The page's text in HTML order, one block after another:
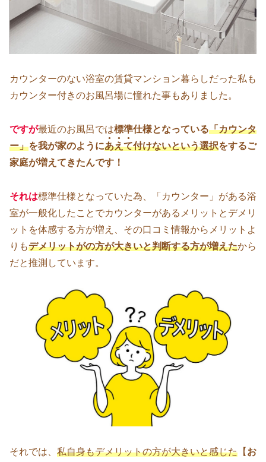
カウンターのない浴室の賃貸マンション暮らしだった私も
カウンター付きのお風呂場に憧れた事もありました。
ですが最近のお風呂では標準仕様となっている「カウンタ
ー」を我が家のようにあえて
●●●
付けないという選択をするご
家庭が増えてきたんです！
それは標準仕様となっていた為、「カウンター」がある浴
室が一般化したことでカウンターがあるメリットとデメリ
ットを体感する方が増え、その口コミ情報からメリットよ
りもデメリットがの方が大きいと判断する方が増えたから
だと推測しています。
それでは、 私自身もデメリットの方が大きいと感じた 【 お